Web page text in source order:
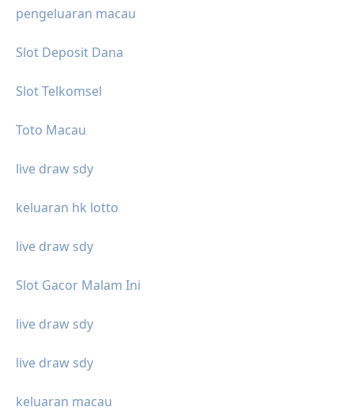
pengeluaran macau
Slot Deposit Dana
Slot Telkomsel
Toto Macau
live draw sdy
keluaran hk lotto
live draw sdy
Slot Gacor Malam Ini
live draw sdy
live draw sdy
keluaran macau